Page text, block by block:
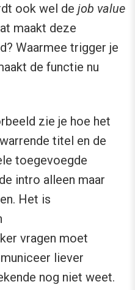
ook wel de job value
maakt deze
Waarmee trigger je
de functie nu
zie je hoe het
titel en de
toegevoegde
intro alleen maar
Het is
vragen moet
liever
nog niet weet.